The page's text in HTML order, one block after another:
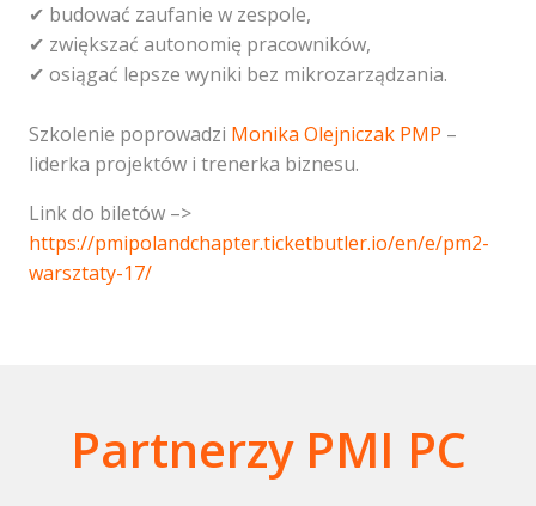
✔ budować zaufanie w zespole,
✔ zwiększać autonomię pracowników,
✔ osiągać lepsze wyniki bez mikrozarządzania.
Szkolenie poprowadzi Monika Olejniczak PMP –
liderka projektów i trenerka biznesu.
Link do biletów –>
https://pmipolandchapter.ticketbutler.io/en/e/pm2-
warsztaty-17/
Partnerzy PMI PC